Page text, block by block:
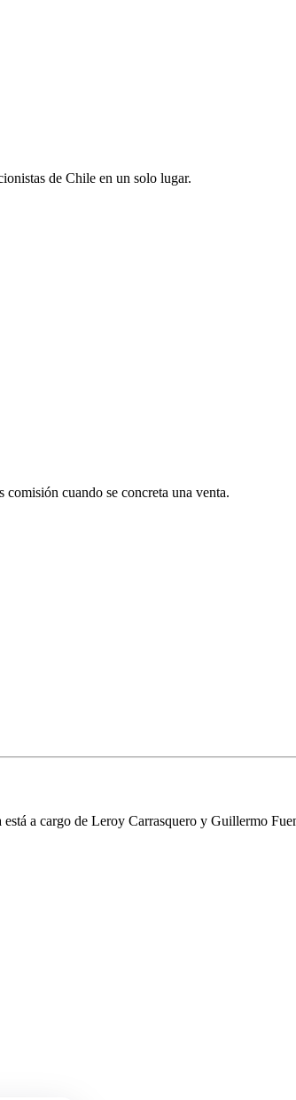
de Chile en un solo lugar.
comisión cuando se concreta una venta.
a cargo de Leroy Carrasquero y Guillermo